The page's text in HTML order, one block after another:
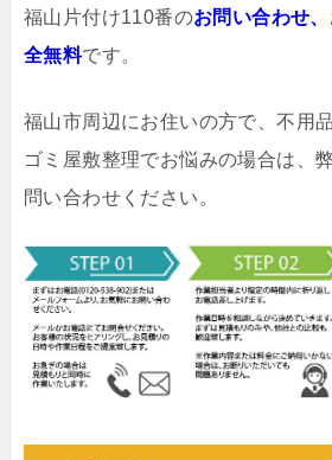
福山片付け110番のお問い合わせ
全無料です。
福山市周辺にお住いの方で、不用
ゴミ屋敷整理でお悩みの場合は、
問い合わせください。